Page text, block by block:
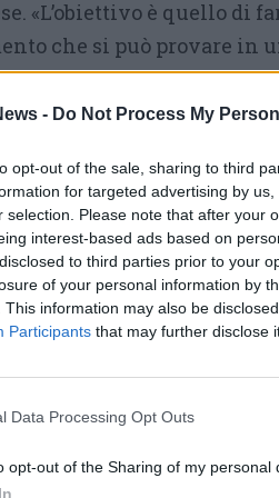
- Do Not Process My
opt-out of the sale, sharing to third
for targeted advertising by
selection. Please note that after your
interest-based ads based on
to third parties prior to your
of your personal information by
This information may also be
Participants that may further disclose
Data Processing Opt Outs
opt-out of the Sharing of my personal
«L’obiettivo è quello di
che si può provare in
non si parla e non si
nella stessa
che
si sono impegnati nelle
gigantesco gioco dell’oca
è stato, invece,
: i genitori hanno
un video. In
e preparare
da una mostra dei luoghi
al Parco